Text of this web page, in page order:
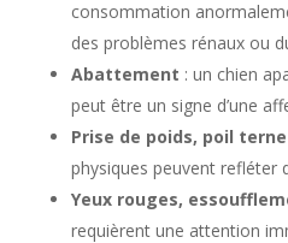
consommation
des problèmes rénaux ou
Abattement : un chien
peut être un signe d’une
Prise de poids, poil terne
physiques peuvent refléter
Yeux rouges,
requièrent une attention